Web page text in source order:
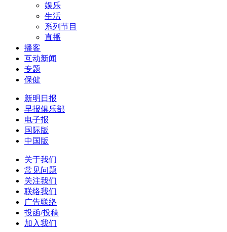
娱乐
生活
系列节目
直播
播客
互动新闻
专题
保健
新明日报
早报俱乐部
电子报
国际版
中国版
关于我们
常见问题
关注我们
联络我们
广告联络
投函/投稿
加入我们